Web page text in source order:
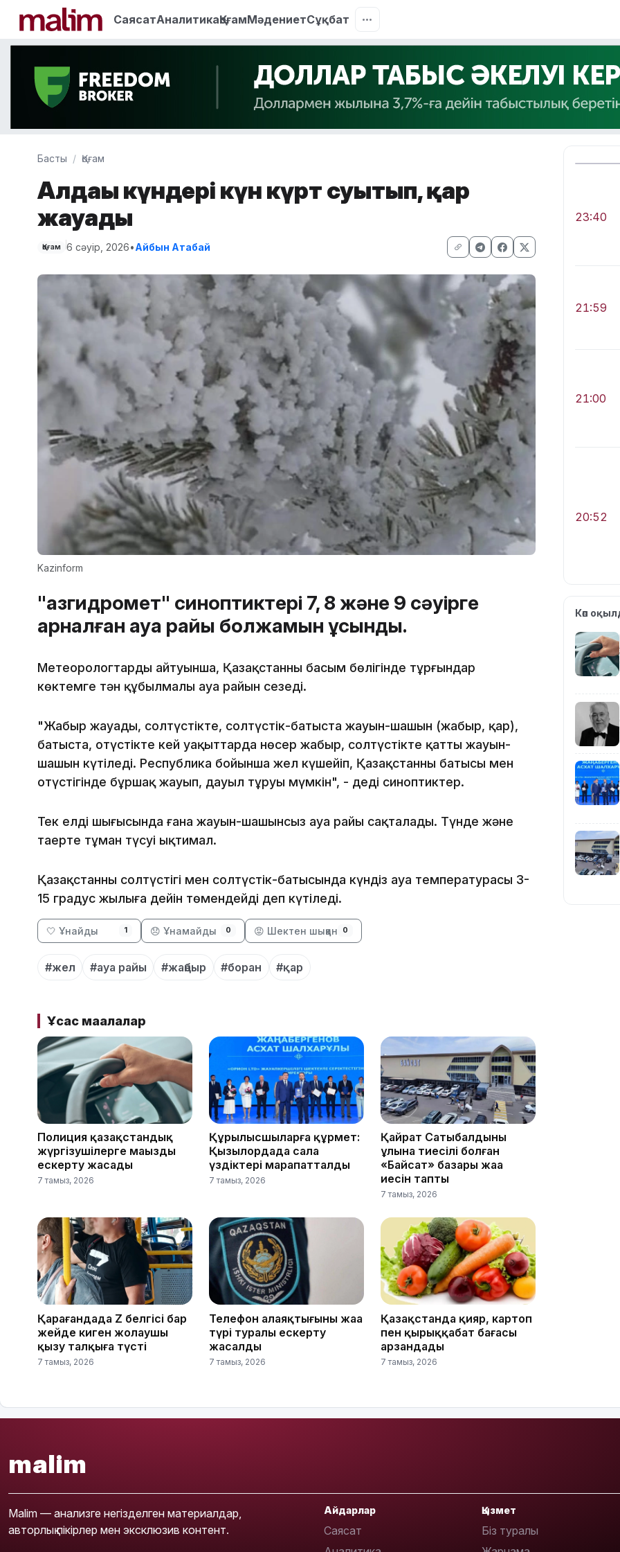
СаясатАналитикаҚоғамМәдениетСұқбат
Басты Қоғам
Алдағы күндері күн күрт суытып, қар
жауады
Қоғам 6 сәуір, 2026•Айбын Атабай
Kazinform
"Қазгидромет" синоптиктері 7, 8 және 9 сәуірге
арналған ауа райы болжамын ұсынды.
Метеорологтардың айтуынша, Қазақстанның басым бөлігінде тұрғындар
көктемге тән құбылмалы ауа райын сезеді.
"Жаңбыр жауады, солтүстікте, солтүстік-батыста жауын-шашын (жаңбыр, қар),
батыста, оңтүстікте кей уақыттарда нөсер жаңбыр, солтүстікте қатты жауын-
шашын күтіледі. Республика бойынша жел күшейіп, Қазақстанның батысы мен
оңтүстігінде бұршақ жауып, дауыл тұруы мүмкін", - деді синоптиктер.
Тек елдің шығысында ғана жауын-шашынсыз ауа райы сақталады. Түнде және
таңертең тұман түсуі ықтимал.
Қазақстанның солтүстігі мен солтүстік-батысында күндіз ауа температурасы 3-
15 градус жылыға дейін төмендейді деп күтіледі.
🤍 Ұнайды 1 😞 Ұнамайды 0 😡 Шектен шыққан 0
#жел #ауа райы #жаңбыр #боран #қар
Ұқсас мақалалар
Полиция қазақстандық
жүргізушілерге маңызды
ескерту жасады
7 тамыз, 2026
Құрылысшыларға құрмет:
Қызылордада сала
үздіктері марапатталды
7 тамыз, 2026
Қайрат Сатыбалдының
ұлына тиесілі болған
«Байсат» базары жаңа
иесін тапты
7 тамыз, 2026
Қарағандада Z белгісі бар
жейде киген жолаушы
қызу талқыға түсті
7 тамыз, 2026
Телефон алаяқтығының жаңа
түрі туралы ескерту
жасалды
7 тамыз, 2026
Қазақстанда қияр, картоп
пен қырыққабат бағасы
арзандады
7 тамыз, 2026
23:40
21:59
21:00
20:52
19:39
18:45
17:34
Көп
malim
Malim — анализге негізделген материалдар,
авторлық пікірлер мен эксклюзив контент.
Айдарлар
Саясат
Қызмет
Біз туралы